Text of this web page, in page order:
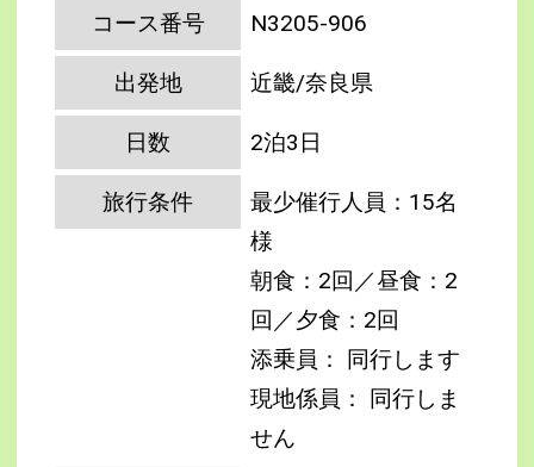
コース番号 N3205-906
出発地 近畿/奈良県
日数 2泊3日
旅行条件
最少催行人員：15名
様
朝食：2回／昼食：2
回／夕食：2回
添乗員： 同行します
現地係員： 同行しま
せん